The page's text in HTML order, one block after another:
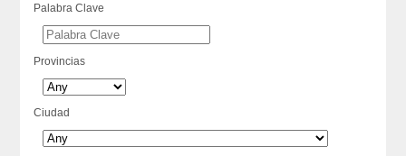
Palabra Clave
Provincias
Ciudad